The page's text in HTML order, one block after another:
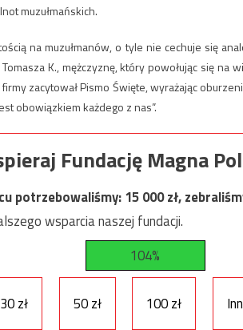
muzułmańskich.
na muzułmanów, o tyle nie cechuje się
K., mężczyznę, który powołując się na
zacytował Pismo Święte, wyrażając
obowiązkiem każdego z nas”.
Fundację Magna
potrzebowaliśmy:15 000zł,
wsparcia naszej fundacji.
104%
30 zł 50 zł 100 zł